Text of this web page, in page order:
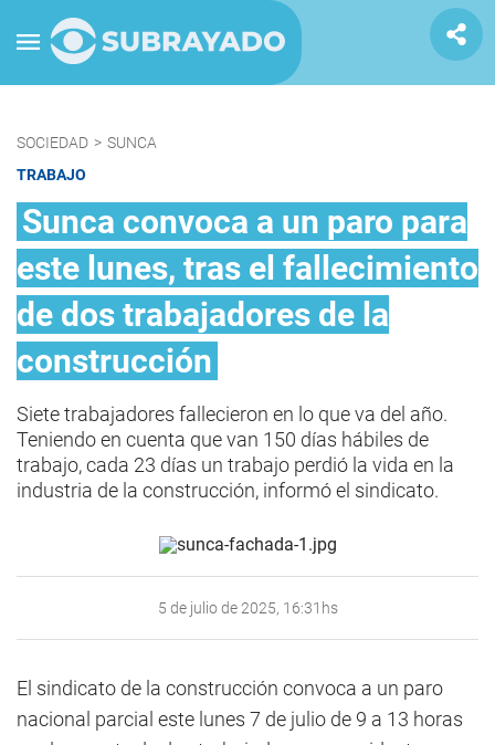
SOCIEDAD > SUNCA
TRABAJO
Sunca convoca a un paro para
este lunes, tras el fallecimiento
de dos trabajadores de la
construcción
Siete trabajadores fallecieron en lo que va del año.
Teniendo en cuenta que van 150 días hábiles de
trabajo, cada 23 días un trabajo perdió la vida en la
industria de la construcción, informó el sindicato.
5 de julio de 2025, 16:31hs
El sindicato de la construcción convoca a un paro
nacional parcial este lunes 7 de julio de 9 a 13 horas